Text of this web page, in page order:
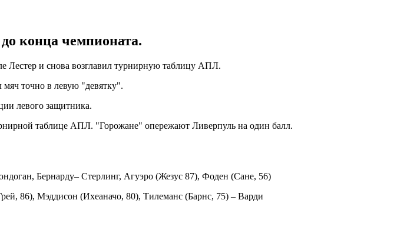
конца чемпионата.
Лестер и снова возглавил турнирную таблицу АПЛ.
точно в левую "девятку".
левого защитника.
таблице АПЛ. "Горожане" опережают Ливерпуль на один балл.
Бернарду– Стерлинг, Агуэро (Жезус 87), Фоден (Сане, 56)
86), Мэддисон (Ихеаначо, 80), Тилеманс (Барнс, 75) – Варди